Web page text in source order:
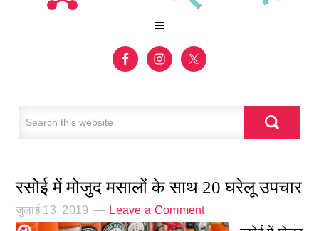
रसोई में मोजुद मसालों के साथ 20 घरेलू उपचार
जुलाई 13, 2019 Leave a Comment